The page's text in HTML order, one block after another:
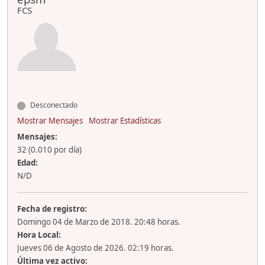
FCS
Desconectado
Mostrar Mensajes
Mostrar Estadísticas
Mensajes:
32 (0.010 por día)
Edad:
N/D
Fecha de registro:
Domingo 04 de Marzo de 2018. 20:48 horas.
Hora Local:
Jueves 06 de Agosto de 2026. 02:19 horas.
Última vez activo: